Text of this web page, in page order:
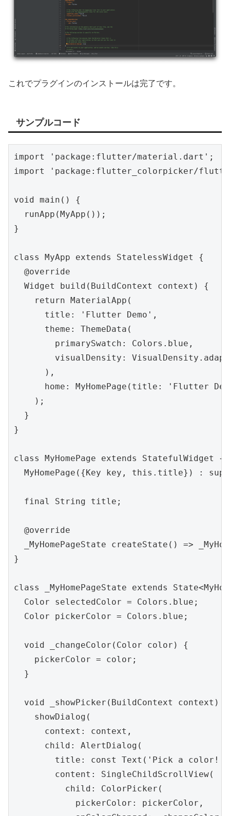
これでプラグインのインストールは完了です。
サンプルコード
import 'package:flutter/material.dart';
import 'package:flutter_colorpicker/
void main() {
  runApp(MyApp());
}
class MyApp extends StatelessWidget {
  @override
  Widget build(BuildContext context) {
    return MaterialApp(
      title: 'Flutter Demo',
      theme: ThemeData(
        primarySwatch: Colors.blue,
visualDensity:
      ),
home: MyHomePage(title: 'Flutter
    );
  }
}
class MyHomePage extends StatefulWidget {
MyHomePage({Key key, this.title}) :
  final String title;
  @override
_MyHomePageState createState() =>
}
class _MyHomePageState extends
  Color selectedColor = Colors.blue;
  Color pickerColor = Colors.blue;
  void _changeColor(Color color) {
    pickerColor = color;
  }
  void _showPicker(BuildContext context) {
    showDialog(
      context: context,
      child: AlertDialog(
title: const Text('Pick a
        content: SingleChildScrollView(
          child: ColorPicker(
            pickerColor: pickerColor,